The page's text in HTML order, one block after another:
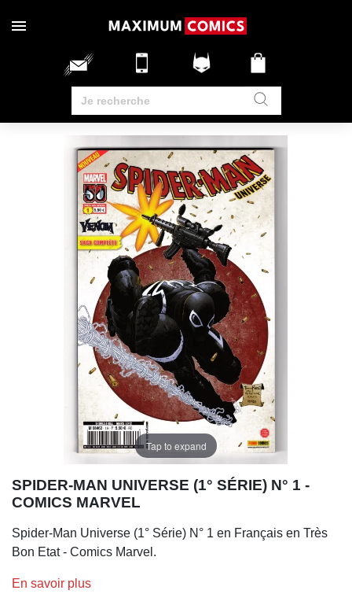
Tap to expand
SPIDER-MAN UNIVERSE (1° SÉRIE) N° 1 -
COMICS MARVEL
Spider-Man Universe (1° Série) N° 1 en Français en Très
Bon Etat - Comics Marvel.
En savoir plus